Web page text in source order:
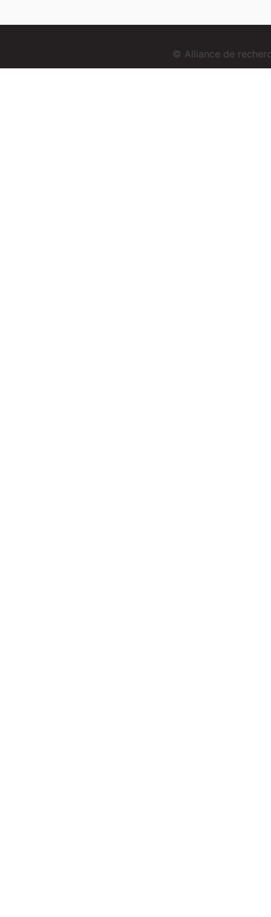
© Alliance de